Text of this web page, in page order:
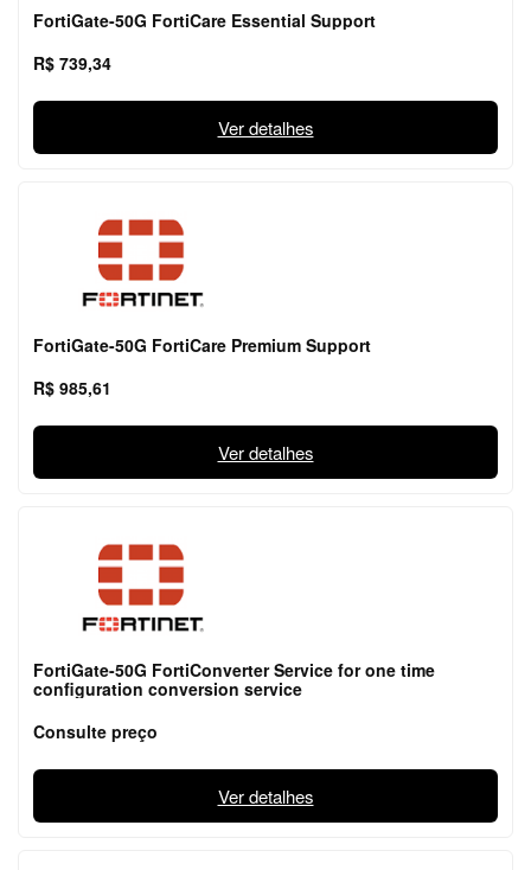
FortiGate-50G FortiCare Essential Support
R$ 739,34
Ver detalhes
FortiGate-50G FortiCare Premium Support
R$ 985,61
Ver detalhes
FortiGate-50G FortiConverter Service for one time
configuration conversion service
Consulte preço
Ver detalhes